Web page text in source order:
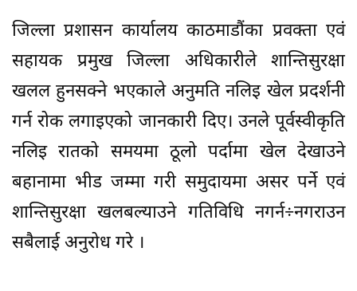
जिल्ला प्रशासन कार्यालय काठमाडौंका प्रवक्ता एवं
सहायक प्रमुख जिल्ला अधिकारीले शान्तिसुरक्षा
खलल हुनसक्ने भएकाले अनुमति नलिइ खेल प्रदर्शनी
गर्न रोक लगाइएको जानकारी दिए। उनले पूर्वस्वीकृति
नलिइ रातको समयमा ठूलो पर्दामा खेल देखाउने
बहानामा भीड जम्मा गरी समुदायमा असर पर्ने एवं
शान्तिसुरक्षा खलबल्याउने गतिविधि नगर्न÷नगराउन
सबैलाई अनुरोध गरे ।